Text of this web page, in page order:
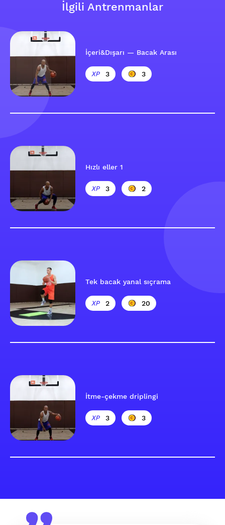
İlgili Antrenmanlar
İçeri&Dışarı — Bacak Arası
3 3
Hızlı eller 1
3 2
Tek bacak yanal sıçrama
2 20
İtme-çekme driplingi
3 3